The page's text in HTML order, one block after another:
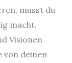
musst du
macht.
Visionen
von deinen